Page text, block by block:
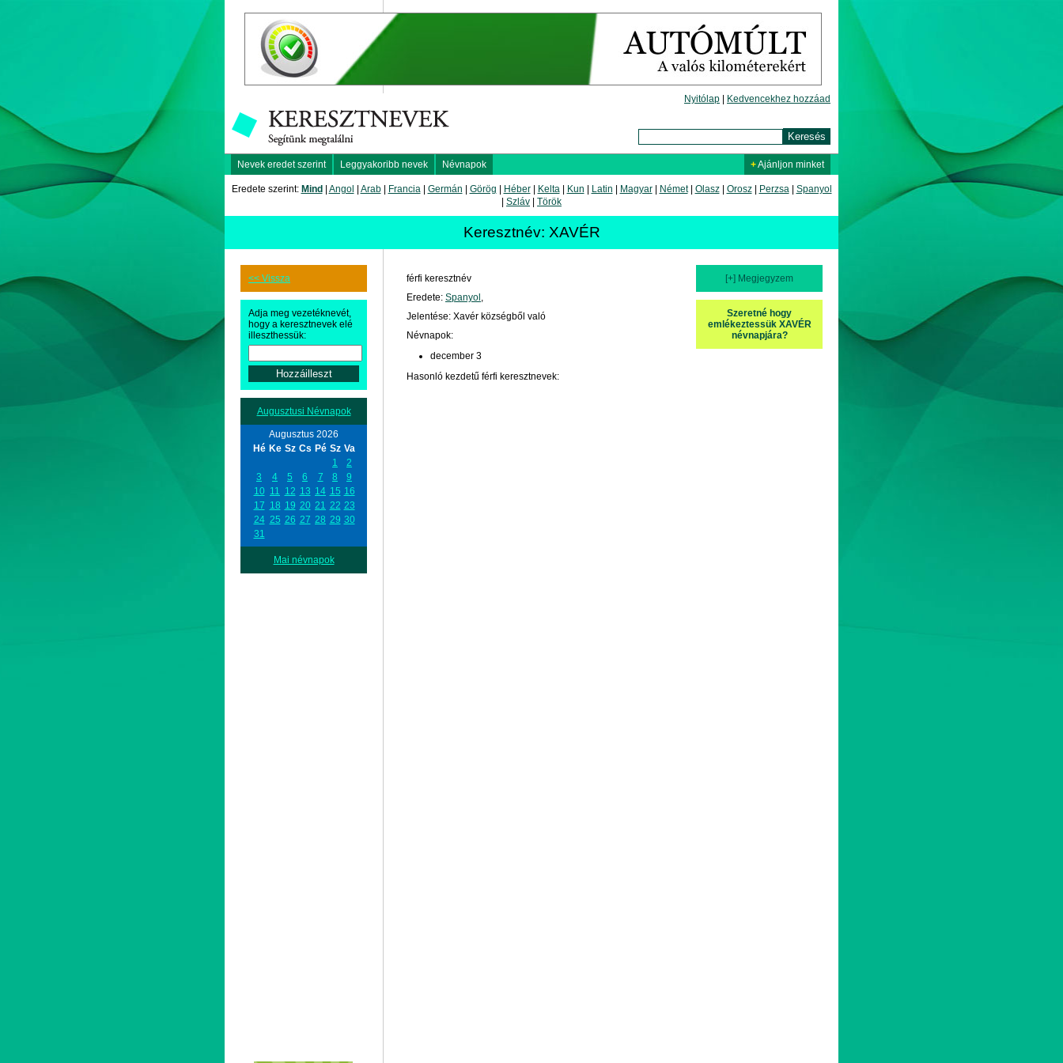
Nyitólap Kedvencekhez hozzáad
Nevek eredet szerint Leggyakoribb nevek Névnapok +Ajánljon minket
Eredete szerint: Mind Angol Arab| Francia| Germán Görög Héber| Kelta| Kun Latin Magyar| Német| Olasz| Orosz| Perzsa| Spanyol
Szláv Török
Keresztnév: XAVÉR
<< Vissza
Adja meg vezetéknevét,
hogy a keresztnevek elé
illeszthessük:
Augusztusi Névnapok
Augusztus 2026
Hé Ke Sz Cs Pé Sz Va
1
2
3
4 5 6 7 8
9
10 11 12 13 14 15 16
17 18 19 20 21 22 23
24 25 26 27 28 29 30
31
Mai névnapok
[+] Megjegyzem
Szeretné hogy
emlékeztessük XAVÉR
névnapjára?
férfi keresztnév
Eredete: Spanyol ,
Jelentése: Xavér községből való
Névnapok:
december 3
Hasonló kezdetű férfi keresztnevek: